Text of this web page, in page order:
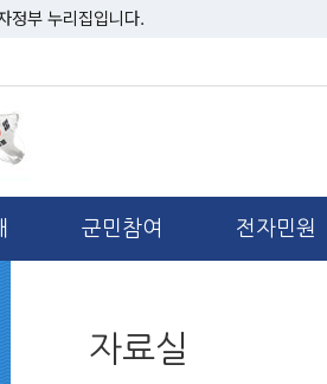
정부 누리집입니다.
군민참여 전자민원
자료실